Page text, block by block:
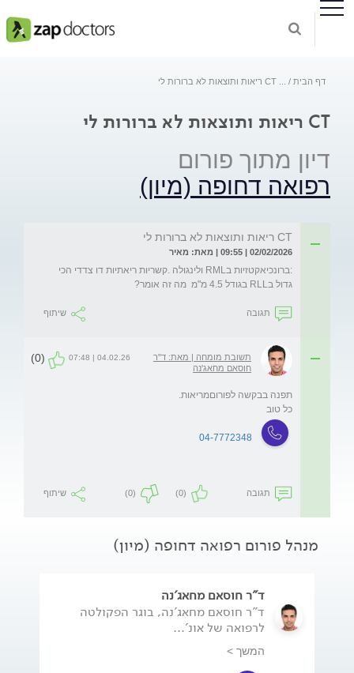
דף הבית CT ריאות ותוצאות לא ברורות לי
CT ריאות ותוצאות לא ברורות לי
דיון מתוך פורום
רפואה דחופה (מיון)
CT ריאות ותוצאות לא ברורות לי
02/02/2026 | 09:55 | מאת: מאיר
:ברונכיאקטזיות בRML ולינגולה .קשריות ריאתיות דו צדדי הכי
גדול בRLL בגודל 4.5 מ"מ  מה זה אומר?
תגובה שיתוף
תשובת מומחה | מאת: ד"ר
חוסאם מחאג'נה
04.02.26 | 07:48
(0)
כל טוב
04-7772348
תגובה (0)
(0) שיתוף
מנהל פורום רפואה דחופה (מיון)
ד"ר חוסאם מחאג'נה
ד"ר חוסאם מחאג'נה, בוגר הפקולטה
לרפואה של אונ'...
המשך >